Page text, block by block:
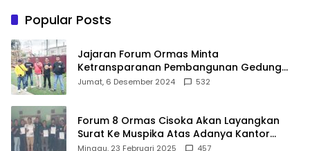
Terbaik Dunia
Popular Posts
Jajaran Forum Ormas Minta
Ketransparanan Pembangunan Gedung
Damkar Di Kecamatan Cisoka
Jumat, 6 Desember 2024 532
Forum 8 Ormas Cisoka Akan Layangkan
Surat Ke Muspika Atas Adanya Kantor
Matel di Cisoka
Minggu, 23 Februari 2025 457